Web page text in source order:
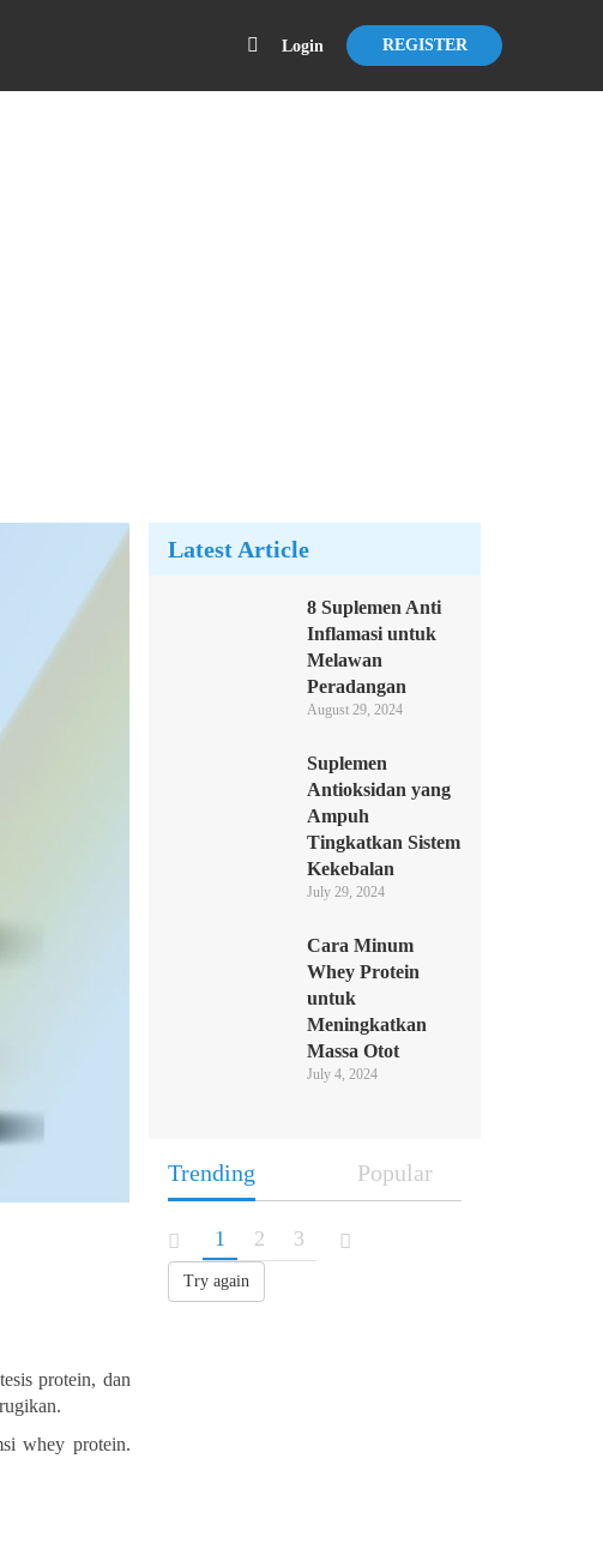
Login REGISTER
protein, dan
whey protein.
Latest Article
8 Suplemen Anti
Inflamasi untuk
Melawan
Peradangan
August 29, 2024
Suplemen
Antioksidan yang
Ampuh
Tingkatkan Sistem
Kekebalan
July 29, 2024
Cara Minum
Whey Protein
untuk
Meningkatkan
Massa Otot
July 4, 2024
Trending Popular
1 2 3
Try again